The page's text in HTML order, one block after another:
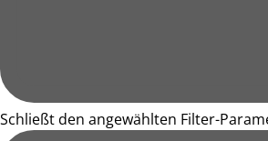
Schließt den angewählten Filter-